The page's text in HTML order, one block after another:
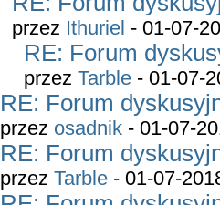
przez Ithuriel - 01-07-
RE: Forum
przez Tarble - 01-07-
RE: Forum
przez osadnik - 01-07-
RE: Forum
przez Tarble - 01-07-